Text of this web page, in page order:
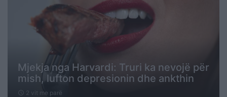
Mjekja nga Harvardi: Truri ka nevojë për
mish, lufton depresionin dhe ankthin
schedule 2 vit me parë